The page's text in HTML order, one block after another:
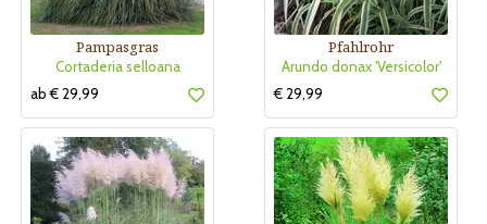
Pampasgras
Cortaderia selloana
ab € 29,99
Pfahlrohr
Arundo donax 'Versicolor'
€ 29,99